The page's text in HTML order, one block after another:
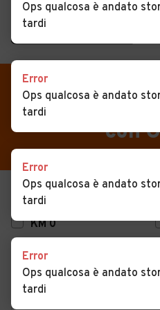
CERCA
Auto
Auto usate
Auto Km 0
Auto Nuove
Noleggio a lungo
Auto d'epoca
Moto
Camper
VENDI
MAGAZINE
ACCEDI
Auto usate in
con
USATO
KM 0
Ops qualcosa è andato
tardi
Error
Ops qualcosa è andato
tardi
Error
Ops qualcosa è andato
tardi
Error
Ops qualcosa è andato
tardi